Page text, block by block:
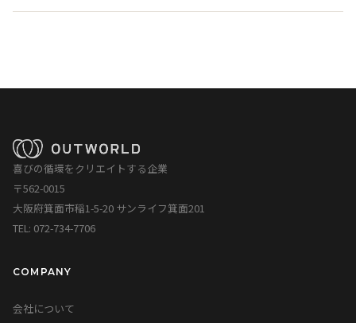
喜びの循環をクリエイトする企業
〒562-0015
大阪府箕面市稲1-5-20 サンライフ箕面201
TEL: 072-734-7706
COMPANY
会社について